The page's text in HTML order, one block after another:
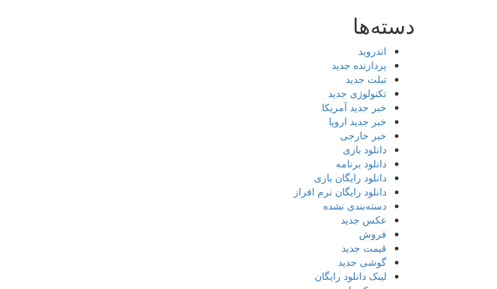
دسته‌ها
اندروید
پردازنده جدید
تبلت جدید
تکنولوژی جدید
خبر جدید آمریکا
خبر جدید اروپا
خبر خارجی
دانلود بازی
دانلود برنامه
دانلود رایگان بازی
دانلود رایگان نرم افراز
دسته‌بندی نشده
عکس جدید
فروش
قیمت جدید
گوشی جدید
لینک دانلود رایگان